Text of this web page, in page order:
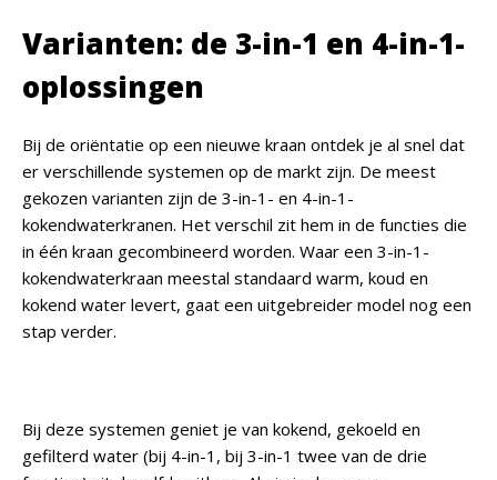
Varianten: de 3-in-1 en 4-in-1-
oplossingen
Bij de oriëntatie op een nieuwe kraan ontdek je al snel dat
er verschillende systemen op de markt zijn. De meest
gekozen varianten zijn de 3-in-1- en 4-in-1-
kokendwaterkranen. Het verschil zit hem in de functies die
in één kraan gecombineerd worden. Waar een 3-in-1-
kokendwaterkraan meestal standaard warm, koud en
kokend water levert, gaat een uitgebreider model nog een
stap verder.
Bij deze systemen geniet je van kokend, gekoeld en
gefilterd water (bij 4-in-1, bij 3-in-1 twee van de drie